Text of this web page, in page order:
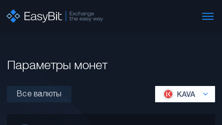
Параметры монет
Все валюты KAVA